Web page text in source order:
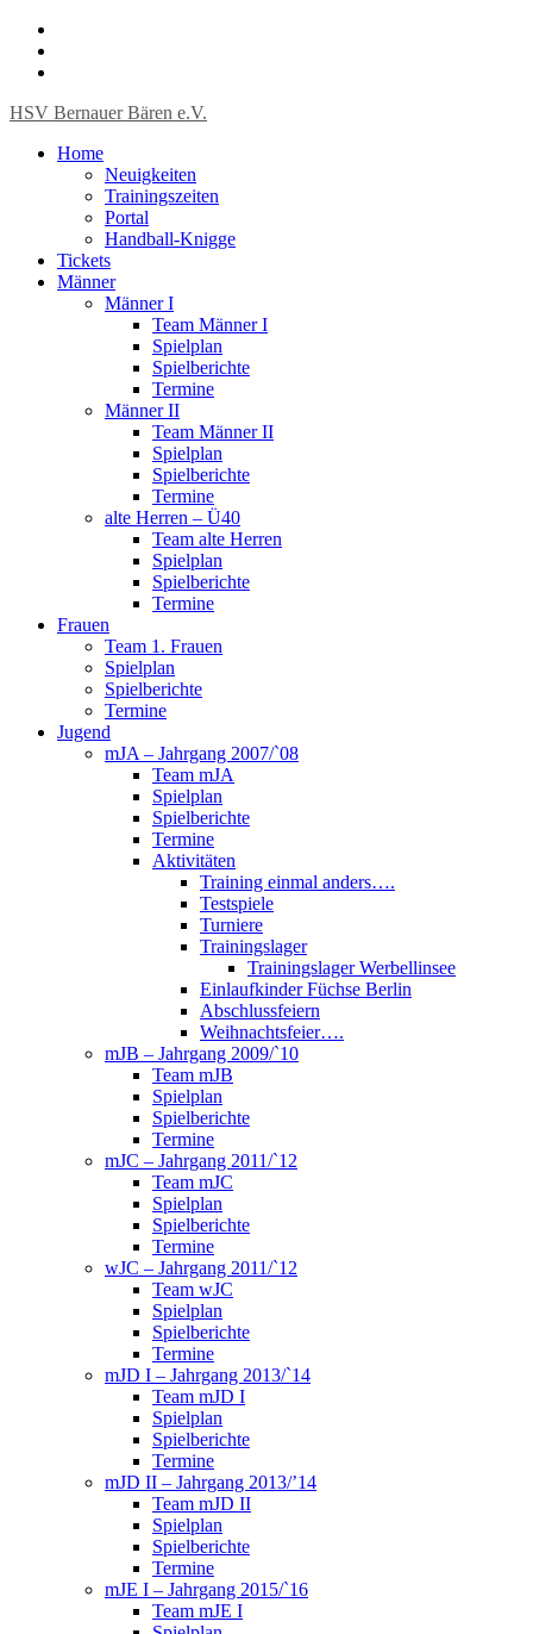
HSV Bernauer Bären e.V.
Home
Neuigkeiten
Trainingszeiten
Portal
Handball-Knigge
Tickets
Männer
Männer I
Team Männer I
Spielplan
Spielberichte
Termine
Männer II
Team Männer II
Spielplan
Spielberichte
Termine
alte Herren – Ü40
Team alte Herren
Spielplan
Spielberichte
Termine
Frauen
Team 1. Frauen
Spielplan
Spielberichte
Termine
Jugend
mJA – Jahrgang 2007/`08
Team mJA
Spielplan
Spielberichte
Termine
Aktivitäten
Training einmal anders….
Testspiele
Turniere
Trainingslager
Trainingslager Werbellinsee
Einlaufkinder Füchse Berlin
Abschlussfeiern
Weihnachtsfeier….
mJB – Jahrgang 2009/`10
Team mJB
Spielplan
Spielberichte
Termine
mJC – Jahrgang 2011/`12
Team mJC
Spielplan
Spielberichte
Termine
wJC – Jahrgang 2011/`12
Team wJC
Spielplan
Spielberichte
Termine
mJD I – Jahrgang 2013/`14
Team mJD I
Spielplan
Spielberichte
Termine
mJD II – Jahrgang 2013/’14
Team mJD II
Spielplan
Spielberichte
Termine
mJE I – Jahrgang 2015/`16
Team mJE I